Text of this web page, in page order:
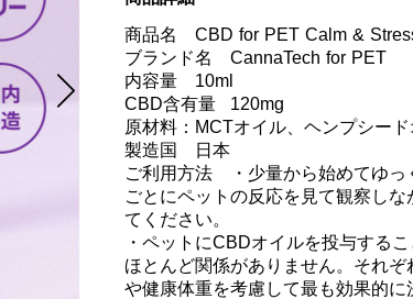
商品名	CBD for PET Calm & Stress（猫用）10ml 1.2%
ブランド名	CannaTech for PET
内容量	10ml
CBD含有量	120mg
原材料：MCTオイル、ヘンプシー
製造国	日本
ご利用方法	・少量から始めてゆっくりと投与量を増やし、段階
ごとにペットの反応を見て観察し
てください。
・ペットにCBDオイルを投与する
ほとんど関係がありません。それ
や健康体重を考慮して最も効果的に